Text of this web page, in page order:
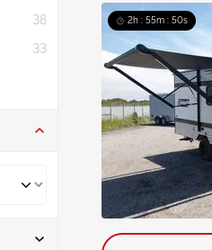
38
33
2h : 55m : 49s